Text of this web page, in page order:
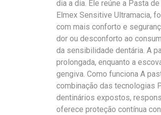
dia a dia. Ele reúne a Pasta
Elmex Sensitive Ultramacia,
com mais conforto e
dor ou desconforto ao
da sensibilidade dentária. A
prolongada, enquanto a
gengiva. Como funciona A
combinação das tecnologias
dentinários expostos,
oferece proteção contínua